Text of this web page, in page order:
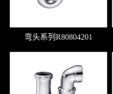
弯头系列R80804201